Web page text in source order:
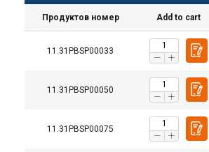
Продуктов номер Add to cart
11.31PBSP00033
11.31PBSP00050
11.31PBSP00075